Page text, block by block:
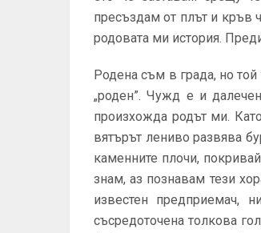
пресъздам от плът и кръв
родовата ми история.
Родена съм в града, но
„роден”. Чужд е и
произхожда родът ми.
вятърът лениво развява
каменните плочи,
знам, аз познавам тези
известен предприемач,
съсредоточена толкова